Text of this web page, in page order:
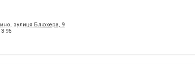
вулиця Блюхера, 9
96